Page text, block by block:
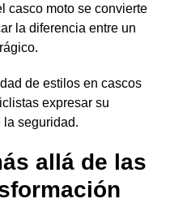
casco moto se convierte
la diferencia entre un
de estilos en cascos
expresar su
la seguridad.
allá de las